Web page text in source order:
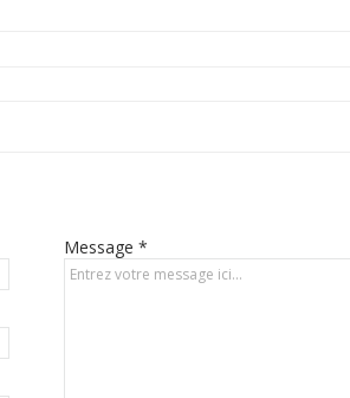
Message *